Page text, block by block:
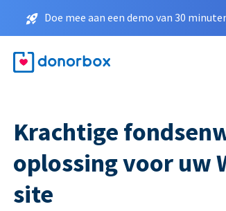
Doe mee aan een demo van 30
Krachtige
oplossing voor uw
site